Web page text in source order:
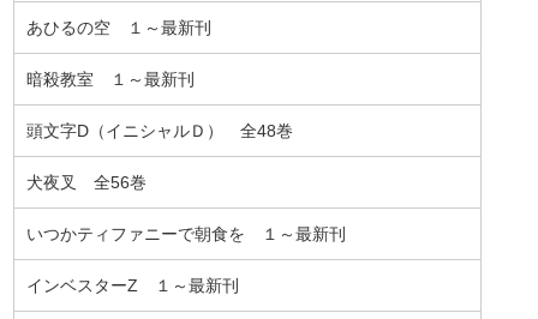
あひるの空 １～最新刊
暗殺教室 １～最新刊
頭文字D（イニシャルＤ） 全48巻
犬夜叉 全56巻
いつかティファニーで朝食を １～最新刊
インベスターZ １～最新刊